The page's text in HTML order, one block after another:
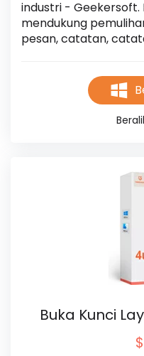
industri - Geekersoft.
mendukung
pesan, catatan,
Buka Kunci